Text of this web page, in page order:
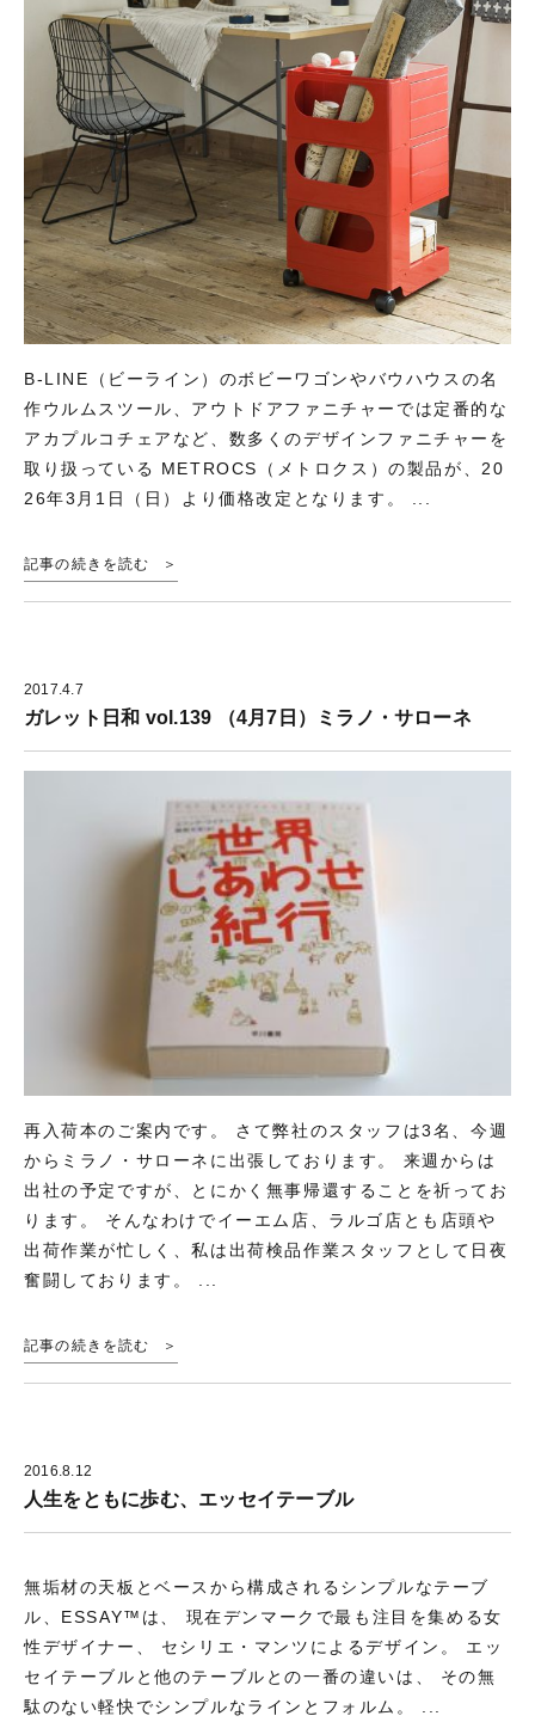
B-LINE（ビーライン）のボビーワゴンやバウハウスの名
作ウルムスツール、アウトドアファニチャーでは定番的な
アカプルコチェアなど、数多くのデザインファニチャーを
取り扱っている METROCS（メトロクス）の製品が、20
26年3月1日（日）より価格改定となります。 ...
記事の続きを読む
2017.4.7
ガレット日和 vol.139 （4月7日）ミラノ・サローネ
再入荷本のご案内です。 さて弊社のスタッフは3名、今週
からミラノ・サローネに出張しております。 来週からは
出社の予定ですが、とにかく無事帰還することを祈ってお
ります。 そんなわけでイーエム店、ラルゴ店とも店頭や
出荷作業が忙しく、私は出荷検品作業スタッフとして日夜
奮闘しております。 ...
記事の続きを読む
2016.8.12
人生をともに歩む、エッセイテーブル
無垢材の天板とベースから構成されるシンプルなテーブ
ル、ESSAY™は、 現在デンマークで最も注目を集める女
性デザイナー、 セシリエ・マンツによるデザイン。 エッ
セイテーブルと他のテーブルとの一番の違いは、 その無
駄のない軽快でシンプルなラインとフォルム。 ...